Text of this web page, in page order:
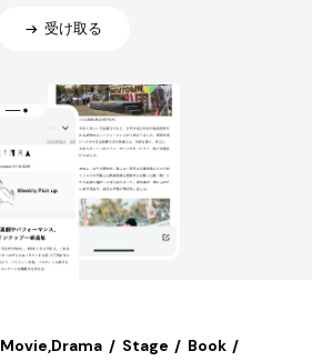
受け取る
Movie,Drama Stage
Book